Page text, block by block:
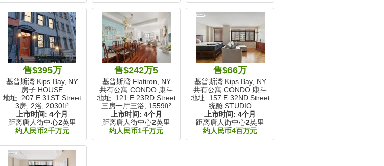
售$395万
基普斯湾 Kips Bay, NY
房子 HOUSE
地址: 207 E 31ST Street
3房, 2浴, 2030ft²
上市时间:4个月
距离唐人街中心2英里
约人民币2千万元
售$242万5
基普斯湾 Flatiron, NY
共有公寓 CONDO 康斗
地址: 121 E 23RD Street
三房一厅三浴, 1559ft²
上市时间: 4个月
距离唐人街中心2英里
约人民币1千万元
售$66万
基普斯湾 Kips Bay, NY
共有公寓 CONDO 康斗
地址: 157 E 32ND Street
统舱 STUDIO
上市时间: 4个月
距离唐人街中心2英里
约人民币4百万元